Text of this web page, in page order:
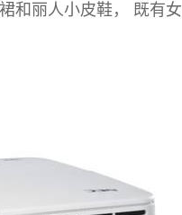
和丽人小皮鞋， 既有